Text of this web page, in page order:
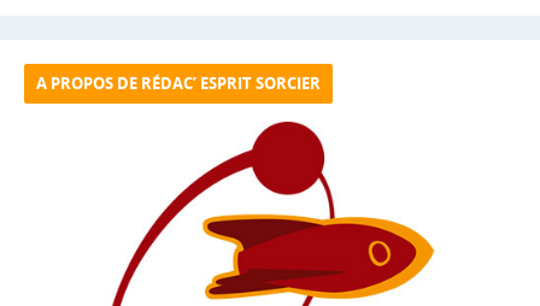
A PROPOS DE RÉDAC’ ESPRIT SORCIER